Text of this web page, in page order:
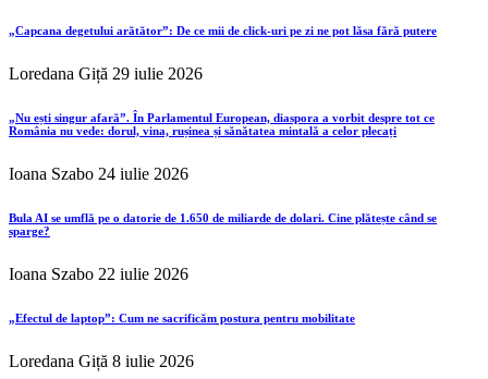
„Capcana degetului arătător”: De ce mii de click-uri pe zi ne pot lăsa fără putere
Loredana Giță 29 iulie 2026
„Nu ești singur afară”. În Parlamentul European, diaspora a vorbit despre tot ce
România nu vede: dorul, vina, rușinea și sănătatea mintală a celor plecați
Ioana Szabo 24 iulie 2026
Bula AI se umflă pe o datorie de 1.650 de miliarde de dolari. Cine plătește când se
sparge?
Ioana Szabo 22 iulie 2026
„Efectul de laptop”: Cum ne sacrificăm postura pentru mobilitate
Loredana Giță 8 iulie 2026